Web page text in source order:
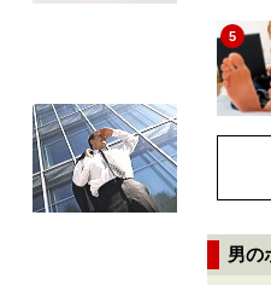
5
男の